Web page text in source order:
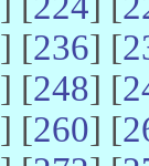
] [236] [
] [248] [
] [260] [